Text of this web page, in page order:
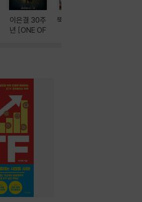
이은결 30주
년 [ONE OF
뚝딱! AI 3대장